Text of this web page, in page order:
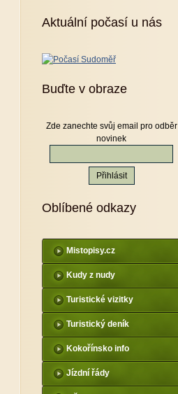
Aktuální počasí u nás
Buďte v obraze
Zde zanechte svůj email pro odběr
novinek
Oblíbené odkazy
Mistopisy.cz
Kudy z nudy
Turistické vizitky
Turistický deník
Kokořínsko info
Jízdní řády